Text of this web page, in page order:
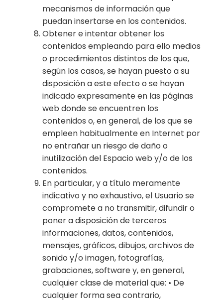
mecanismos de información que
puedan insertarse en los contenidos.
Obtener e intentar obtener los
contenidos empleando para ello medios
o procedimientos distintos de los que,
según los casos, se hayan puesto a su
disposición a este efecto o se hayan
indicado expresamente en las páginas
web donde se encuentren los
contenidos o, en general, de los que se
empleen habitualmente en Internet por
no entrañar un riesgo de daño o
inutilización del Espacio web y/o de los
contenidos.
En particular, y a título meramente
indicativo y no exhaustivo, el Usuario se
compromete a no transmitir, difundir o
poner a disposición de terceros
informaciones, datos, contenidos,
mensajes, gráficos, dibujos, archivos de
sonido y/o imagen, fotografías,
grabaciones, software y, en general,
cualquier clase de material que: • De
cualquier forma sea contrario,